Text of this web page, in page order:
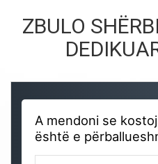
ZBULO